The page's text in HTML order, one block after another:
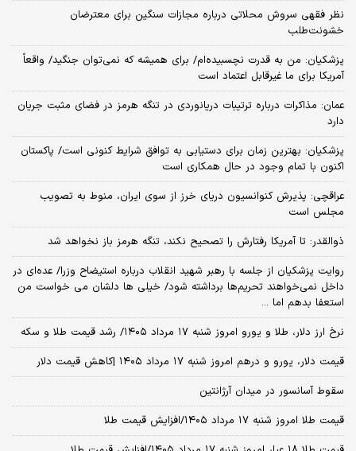
نظر فقهی سروش محلاتی درباره مجازات سنگین برای معترضان
خشونت‌طلب
پزشکیان: من به قدرت نچسبیده‌ام/ برای همیشه که نمی‌توان جنگید/ واقعاً
آمریکا برای ما غیرقابل اعتماد است
عمان: مذاکرات درباره ترتیبات دریانوردی در تنگه هرمز در فضای مثبت جریان
دارد
پزشکیان‌: بهترین زمان برای دستیابی به توافق شرایط کنونی است/ پاکستان
اکنون با تمام وجود در حال همکاری است
عراقچی: پذیرش کنوانسیون دریای خرز از سوی ایران، منوط به تصویب
مجلس است
ذوالقدر: تا آمریکا رفتارش را تصحیح نکند، تنگه هرمز باز نخواهد شد
روایت پزشکیان از جلسه با رهبر شهید انقلاب درباره استیضاح وزرا/ عده‌ای در
داخل نمی‌خواهند تحریم‌ها برداشته شود/ خیلی ها دلشان می خواست من
استعفا بدهم اما ...
نرخ ارز دلار، طلا و یورو امروز شنبه ۱۷ مرداد ۱۴۰۵/ رشد قیمت طلا و سکه
قیمت دلار، یورو و درهم امروز شنبه ۱۷ مرداد ۱۴۰۵ |کاهش قیمت دلار
سقوط آسانسور در میدان آرژانتین
قیمت طلا امروز شنبه ۱۷ مرداد ۱۴۰۵/افزایش قیمت طلا